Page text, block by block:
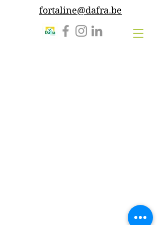
fortaline@dafra.be